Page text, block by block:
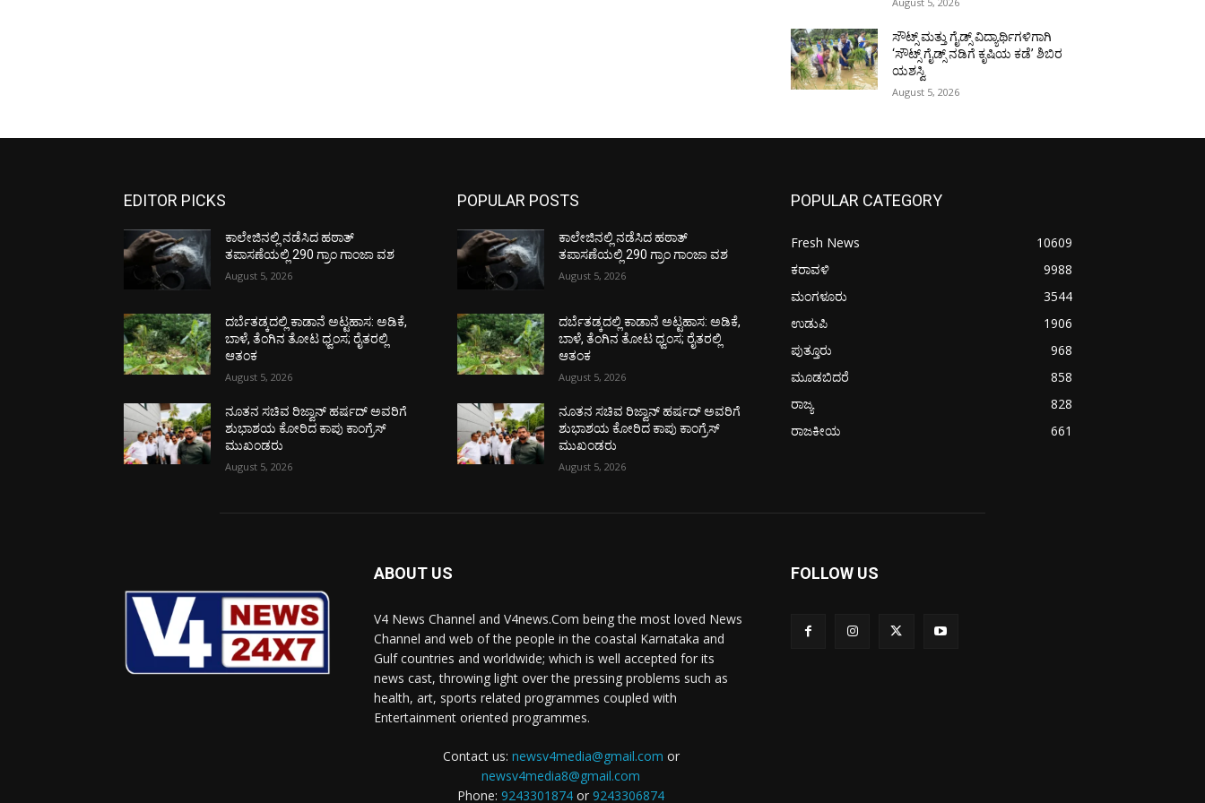
ಸೌಟ್ಸ್ ಮತ್ತು ಗೈಡ್ಸ್ ವಿದ್ಯಾರ್ಥಿಗಳಿಗಾಗಿ
‘ಸೌಟ್ಸ್ ಗೈಡ್ಸ್ ನಡಿಗೆ ಕೃಷಿಯ ಕಡೆ’ ಶಿಬಿರ
ಯಶಸ್ವಿ
August 5, 2026
EDITOR PICKS
ಕಾಲೇಜಿನಲ್ಲಿ ನಡೆಸಿದ ಹಠಾತ್
ತಪಾಸಣೆಯಲ್ಲಿ 290 ಗ್ರಾಂ ಗಾಂಜಾ ವಶ
August 5, 2026
ದರ್ಬೆತಡ್ಕದಲ್ಲಿ ಕಾಡಾನೆ ಅಟ್ಟಹಾಸ: ಅಡಿಕೆ,
ಬಾಳೆ, ತೆಂಗಿನ ತೋಟ ಧ್ವಂಸ; ರೈತರಲ್ಲಿ
ಆತಂಕ
August 5, 2026
ನೂತನ ಸಚಿವ ರಿಜ್ವಾನ್ ಹರ್ಷದ್ ಅವರಿಗೆ
ಶುಭಾಶಯ ಕೋರಿದ ಕಾಪು ಕಾಂಗ್ರೆಸ್
ಮುಖಂಡರು
August 5, 2026
POPULAR POSTS
ಕಾಲೇಜಿನಲ್ಲಿ ನಡೆಸಿದ ಹಠಾತ್
ತಪಾಸಣೆಯಲ್ಲಿ 290 ಗ್ರಾಂ ಗಾಂಜಾ ವಶ
August 5, 2026
ದರ್ಬೆತಡ್ಕದಲ್ಲಿ ಕಾಡಾನೆ ಅಟ್ಟಹಾಸ: ಅಡಿಕೆ,
ಬಾಳೆ, ತೆಂಗಿನ ತೋಟ ಧ್ವಂಸ; ರೈತರಲ್ಲಿ
ಆತಂಕ
August 5, 2026
ನೂತನ ಸಚಿವ ರಿಜ್ವಾನ್ ಹರ್ಷದ್ ಅವರಿಗೆ
ಶುಭಾಶಯ ಕೋರಿದ ಕಾಪು ಕಾಂಗ್ರೆಸ್
ಮುಖಂಡರು
August 5, 2026
POPULAR CATEGORY
Fresh News
10609
ಕರಾವಳಿ
9988
ಮಂಗಳೂರು
3544
ಉಡುಪಿ
1906
ಪುತ್ತೂರು
968
ಮೂಡಬಿದರೆ
858
ರಾಜ್ಯ
828
ರಾಜಕೀಯ
661
ABOUT US
V4 News Channel and V4news.Com being the most loved News
Channel and web of the people in the coastal Karnataka and
Gulf countries and worldwide; which is well accepted for its
news cast, throwing light over the pressing problems such as
health, art, sports related programmes coupled with
Entertainment oriented programmes.
Contact us: newsv4media@gmail.com or
newsv4media8@gmail.com
Phone: 9243301874 or 9243306874
FOLLOW US